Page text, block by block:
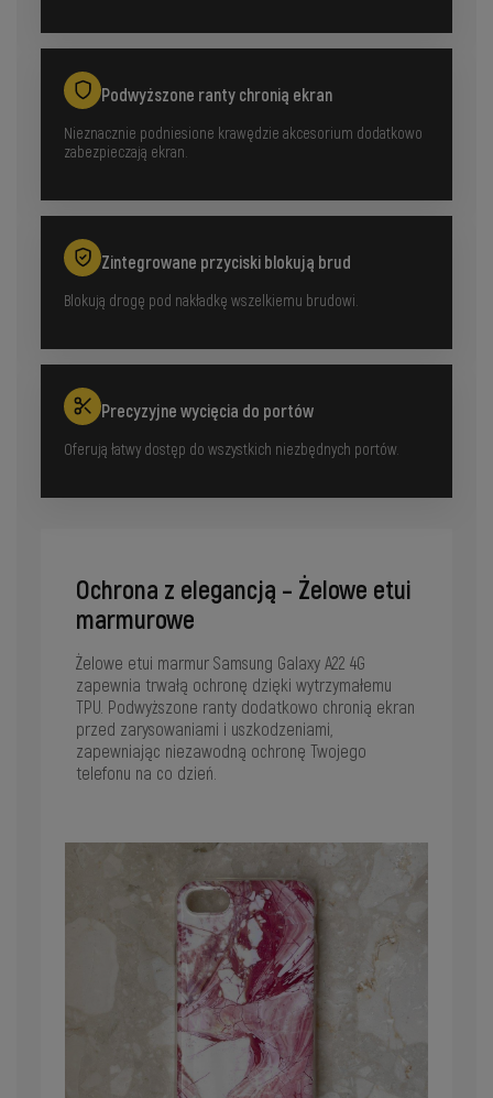
Podwyższone ranty chronią ekran
Nieznacznie podniesione krawędzie akcesorium dodatkowo
zabezpieczają ekran.
Zintegrowane przyciski blokują brud
Blokują drogę pod nakładkę wszelkiemu brudowi.
Precyzyjne wycięcia do portów
Oferują łatwy dostęp do wszystkich niezbędnych portów.
Ochrona z elegancją – Żelowe etui
marmurowe
Żelowe etui marmur Samsung Galaxy A22 4G
zapewnia trwałą ochronę dzięki wytrzymałemu
TPU. Podwyższone ranty dodatkowo chronią ekran
przed zarysowaniami i uszkodzeniami,
zapewniając niezawodną ochronę Twojego
telefonu na co dzień.